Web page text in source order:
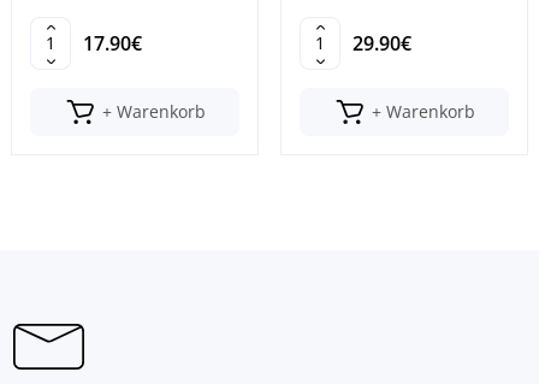
17.90€
+ Warenkorb
29.90€
+ Warenkorb